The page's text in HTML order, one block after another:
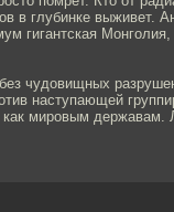
в глубинке выживет.
гигантская
чудовищных
наступающей
как мировым державам.